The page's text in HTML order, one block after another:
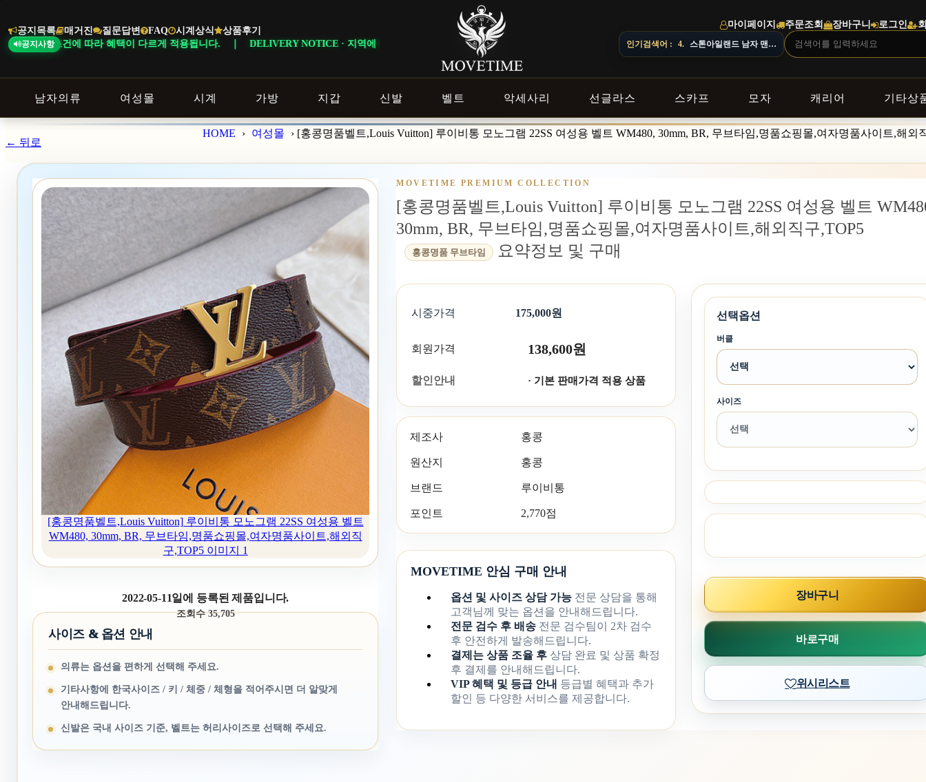
공지목록 매거진 질문답변 FAQ 시계상식 상품후기
공지사항
이 다르게 적용됩니다. ｜ DELIVERY NOTICE · 지역에 따라 배송 일정이 달라질 수 있으니 주문 전 상담창으로 문의해 주세요.
마이페이지 주문조회 장바구니 로그인
인기검색어 : 5. 오프화이트 남자 후드
남자의류 여성몰 시계 가방 지갑 신발 벨트 악세사리 선글라스 스카프 모자 캐리어 기타상
바
로
기
← 뒤로
HOME › 여성몰 › [홍콩명품벨트,Louis Vuitton] 루이비통 모노그램 22SS 여성용 벨트 WM480, 30mm, BR, 무브타임,명품쇼핑몰,여자명품사이트,해외
[홍콩명품벨트,Louis Vuitton] 루이비통 모노그램 22SS 여성용 벨트
WM480, 30mm, BR, 무브타임,명품쇼핑몰,여자명품사이트,해외직
구,TOP5 이미지 1
2022-05-11일에 등록된 제품입니다.
조회수 35,705
사이즈 & 옵션 안내
의류는 옵션을 편하게 선택해 주세요.
기타사항에 한국사이즈 / 키 / 체중 / 체형을 적어주시면 더 알맞게
안내해드립니다.
신발은 국내 사이즈 기준, 벨트는 허리사이즈로 선택해 주세요.
MOVETIME PREMIUM COLLECTION
[홍콩명품벨트,Louis Vuitton] 루이비통 모노그램 22SS 여성용 벨트
30mm, BR, 무브타임,명품쇼핑몰,여자명품사이트,해외직구,TOP5
홍콩명품 무브타임 요약정보 및 구매
시중가격 175,000원
회원가격 138,600원
할인안내 · 기본 판매가격 적용 상품
제조사 홍콩
원산지 홍콩
브랜드 루이비통
포인트 2,770점
MOVETIME 안심 구매 안내
옵션 및 사이즈 상담 가능 전문 상담을 통해
고객님께 맞는 옵션을 안내해드립니다.
전문 검수 후 배송 전문 검수팀이 2차 검수
후 안전하게 발송해드립니다.
결제는 상품 조율 후 상담 완료 및 상품 확정
후 결제를 안내해드립니다.
VIP 혜택 및 등급 안내 등급별 혜택과 추가
할인 등 다양한 서비스를 제공합니다.
선택옵션
버클
사이즈
바로구매
장바구니
위시리스트